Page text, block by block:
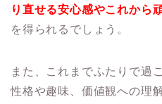
り直せる安心感やこれから
を得られるでしょう。
また、これまでふたりで過
性格や趣味、価値観への理